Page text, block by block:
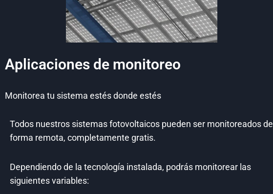
Aplicaciones de monitoreo
Monitorea tu sistema estés donde estés
Todos nuestros sistemas fotovoltaicos pueden ser monitoreados de
forma remota, completamente gratis.
Dependiendo de la tecnología instalada, podrás monitorear las
siguientes variables: